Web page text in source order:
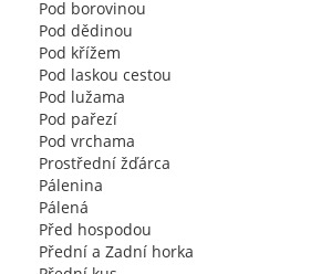
Pod borovinou
Pod dědinou
Pod křížem
Pod laskou cestou
Pod lužama
Pod pařezí
Pod vrchama
Prostřední žďárca
Pálenina
Pálená
Před hospodou
Přední a Zadní horka